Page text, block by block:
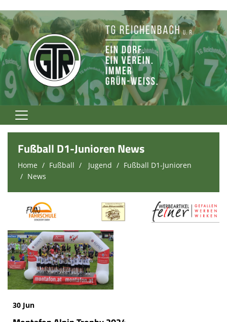
Home
TG Rockt!
Vereinsnews
Fußball
Volleyball
Tennis
Sport - Kids
Leichtathletik
Fußball D1-Junioren News
Home Fußball Jugend
Fußball D1-Junioren
News
30 Jun